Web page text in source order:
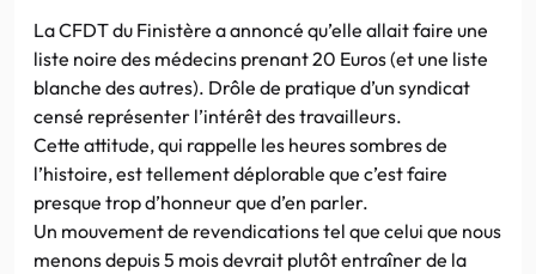
La CFDT du Finistère a annoncé qu’elle allait faire une
liste noire des médecins prenant 20 Euros (et une liste
blanche des autres). Drôle de pratique d’un syndicat
censé représenter l’intérêt des travailleurs.
Cette attitude, qui rappelle les heures sombres de
l’histoire, est tellement déplorable que c’est faire
presque trop d’honneur que d’en parler.
Un mouvement de revendications tel que celui que nous
menons depuis 5 mois devrait plutôt entraîner de la